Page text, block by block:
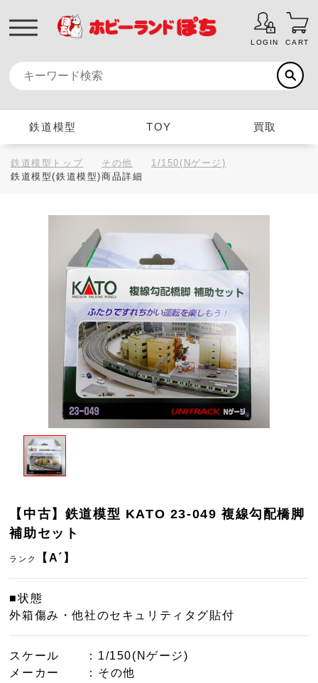
LOGIN CART
鉄道模型 TOY 買取
鉄道模型トップ その他
1/150(Nゲージ)
鉄道模型(鉄道模型)商品詳細
【中古】鉄道模型 KATO 23-049 複線勾配橋脚
補助セット
ランク 【A´】
■状態
外箱傷み・他社のセキュリティタグ貼付
スケール
：1/150(Nゲージ)
メーカー
：その他